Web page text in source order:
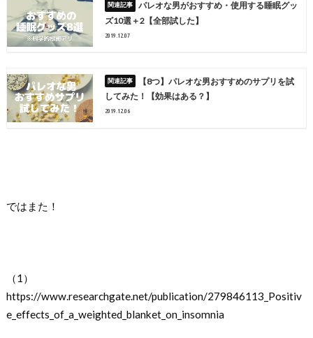
パレオな男がおすすめ・使用する睡眠グッ
ズ10選＋2【全部試した】
2019.12.07
【8つ】パレオな男おすすめのサプリを試
してみた！【効果はある？】
2019.12.06
ではまた！
（1）
https://www.researchgate.net/publication/279846113_Positiv
e_effects_of_a_weighted_blanket_on_insomnia